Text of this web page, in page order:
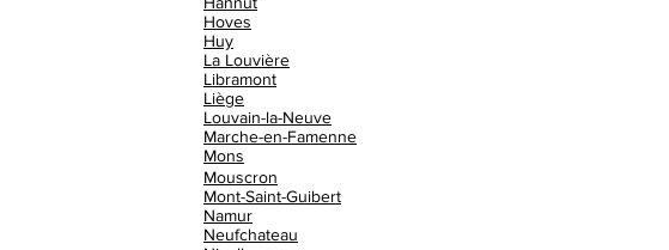
Hoves
Huy
La Louvière
Libramont
Liège
Louvain-la-Neuve
Marche-en-Famenne
Mons
Mouscron
Mont-Saint-Guibert
Namur
Neufchateau